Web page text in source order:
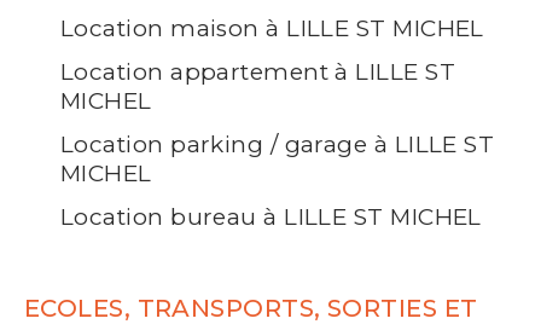
Location maison à LILLE ST MICHEL
Location appartement à LILLE ST
MICHEL
Location parking / garage à LILLE ST
MICHEL
Location bureau à LILLE ST MICHEL
ECOLES, TRANSPORTS, SORTIES ET